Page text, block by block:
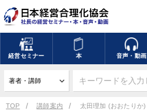
経営セミナー 本 音声・動画
TOP 講師案内 太田理加 (おおたりか)